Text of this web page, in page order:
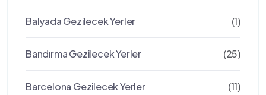
Balyada Gezilecek Yerler (1)
Bandırma Gezilecek Yerler (25)
Barcelona Gezilecek Yerler (11)